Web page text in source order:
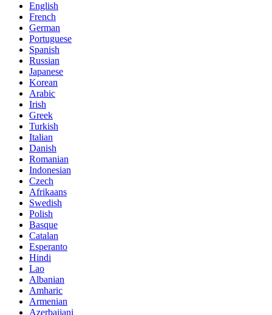
English
French
German
Portuguese
Spanish
Russian
Japanese
Korean
Arabic
Irish
Greek
Turkish
Italian
Danish
Romanian
Indonesian
Czech
Afrikaans
Swedish
Polish
Basque
Catalan
Esperanto
Hindi
Lao
Albanian
Amharic
Armenian
Azerbaijani